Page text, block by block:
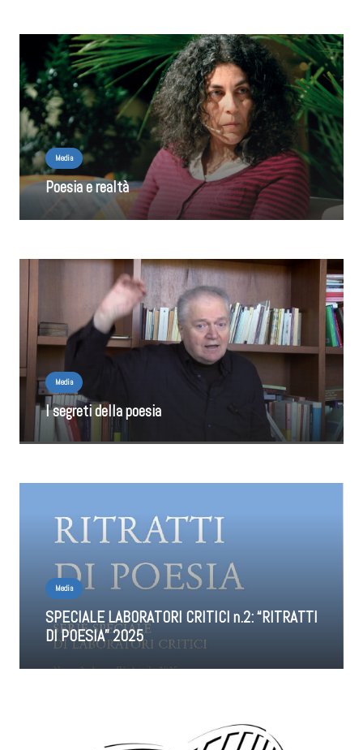
Media
Poesia e realtà
Media
I segreti della poesia
Media
SPECIALE LABORATORI CRITICI n.2: “RITRATTI
DI POESIA” 2025